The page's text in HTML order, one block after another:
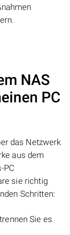
NAS
PC
das Netzwerk
aus dem
PC
sie richtig
Schritten:
Sie es